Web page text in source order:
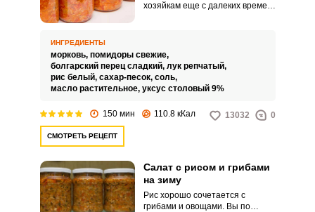
хозяйкам еще с далеких времен
ИНГРЕДИЕНТЫ
морковь, помидоры свежие,
болгарский перец сладкий, лук репчатый,
рис белый, сахар-песок, соль,
масло растительное, уксус столовый 9%
150 мин 110.8 кКал 13032 0
СМОТРЕТЬ РЕЦЕПТ
Салат с рисом и грибами
на зиму
Рис хорошо сочетается с
грибами и овощами. Вы по